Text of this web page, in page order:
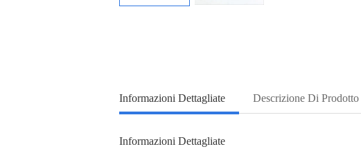
Informazioni Dettagliate Descrizione Di Prodotto
Informazioni Dettagliate